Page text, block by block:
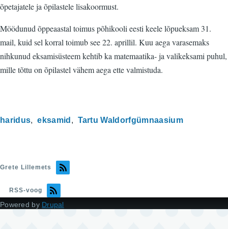
õpetajatele ja õpilastele lisakoormust.
Möödunud õppeaastal toimus põhikooli eesti keele lõpueksam 31.
mail, kuid sel korral toimub see 22. aprillil. Kuu aega varasemaks
nihkunud eksamisüsteem kehtib ka matemaatika- ja valikeksami puhul,
mille tõttu on õpilastel vähem aega ette valmistuda.
haridus eksamid Tartu Waldorfgümnaasium
Grete Lillemets
RSS-voog
Powered by Drupal